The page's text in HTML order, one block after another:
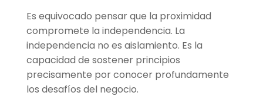
Es equivocado pensar que la proximidad
compromete la independencia. La
independencia no es aislamiento. Es la
capacidad de sostener principios
precisamente por conocer profundamente
los desafíos del negocio.